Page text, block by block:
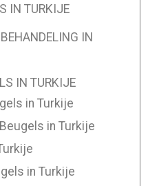
IN TURKIJE
IN
IN TURKIJE
in Turkije
in Turkije
in Turkije